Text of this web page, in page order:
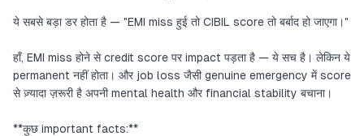
ये सबसे बड़ा डर होता है — "EMI miss हुई तो CIBIL score तो बर्बाद हो जाएगा।"
हाँ, EMI miss होने से credit score पर impact पड़ता है — ये सच है। लेकिन ये
permanent नहीं होता। और job loss जैसी genuine emergency में score
से ज़्यादा ज़रूरी है अपनी mental health और financial stability बचाना।
**कुछ important facts:**